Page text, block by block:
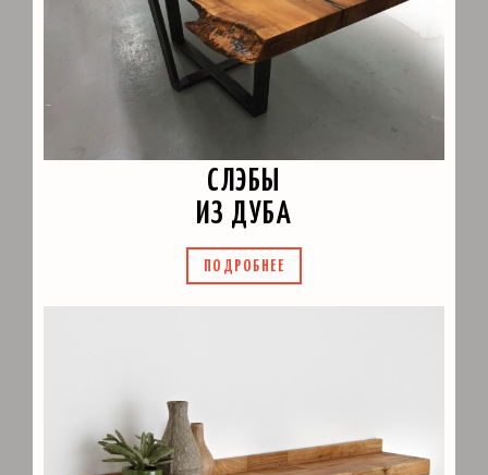
СЛЭБЫ
ИЗ ДУБА
ПОДРОБНЕЕ